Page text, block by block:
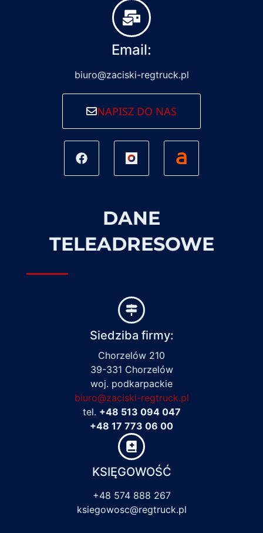
Email:
biuro@zaciski-regtruck.pl
NAPISZ DO NAS
DANE
TELEADRESOWE
Siedziba firmy:
Chorzelów 210
39-331 Chorzelów
woj. podkarpackie
biuro@zaciski-regtruck.pl
tel. +48 513 094 047
+48 17 773 06 00
KSIĘGOWOŚĆ
+48 574 888 267
ksiegowosc@regtruck.pl